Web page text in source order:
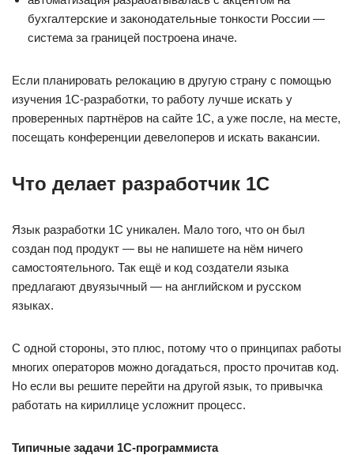
бухгалтерские и законодательные тонкости России —
система за границей построена иначе.
Если планировать релокацию в другую страну с помощью
изучения 1С-разработки, то работу лучше искать у
проверенных партнёров на сайте 1С, а уже после, на месте,
посещать конференции девелоперов и искать вакансии.
Что делает разработчик 1С
Язык разработки 1С уникален. Мало того, что он был
создан под продукт — вы не напишете на нём ничего
самостоятельного. Так ещё и код создатели языка
предлагают двуязычный — на английском и русском
языках.
С одной стороны, это плюс, потому что о принципах работы
многих операторов можно догадаться, просто прочитав код.
Но если вы решите перейти на другой язык, то привычка
работать на кириллице усложнит процесс.
Типичные задачи 1С-программиста